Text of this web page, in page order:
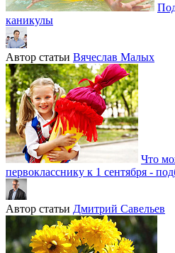
каникулы
Автор статьи Вячеслав Малых
Что
первокласснику к 1 сентября -
Автор статьи Дмитрий Савельев